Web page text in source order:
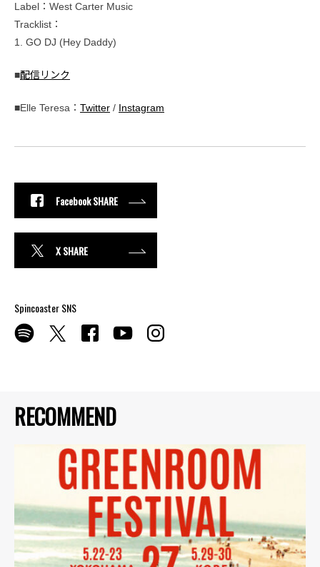
RECOMMEND
Label：West Carter Music
Tracklist：
1. GO DJ (Hey Daddy)
■配信リンク
■Elle Teresa： Twitter / Instagram
Facebook SHARE
X SHARE
Spincoaster SNS